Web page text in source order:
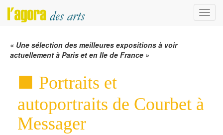
Menu
« Une sélection des meilleures expositions à voir
actuellement à Paris et en Ile de France »
Portraits et
autoportraits de Courbet à
Messager